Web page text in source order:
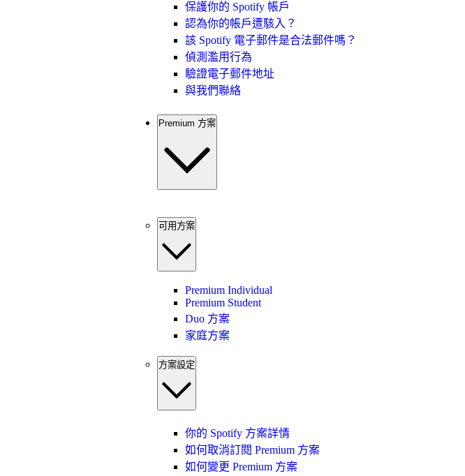
保護你的 Spotify 帳戶
認為你的帳戶遭駭入？
該 Spotify 電子郵件是合法郵件嗎？
偵測濫用行為
驗證電子郵件地址
與我們聯絡
Premium 方案
可用方案
Premium Individual
Premium Student
Duo 方案
家庭方案
方案設定
你的 Spotify 方案詳情
如何取消訂閱 Premium 方案
如何變更 Premium 方案